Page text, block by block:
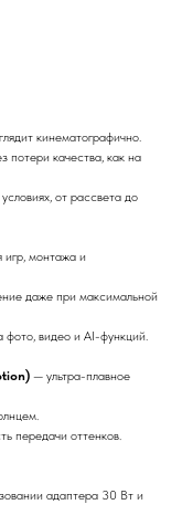
кинематографично.
потери качества, как на
от рассвета до
игр, монтажа и
даже при максимальной
видео и AI-функций.
— ультра-плавное
передачи оттенков.
адаптера 30 Вт и